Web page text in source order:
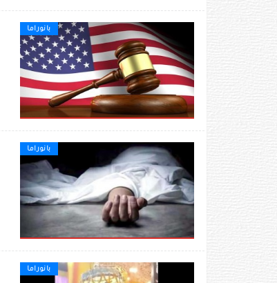
بانوراما
بانوراما
بانوراما